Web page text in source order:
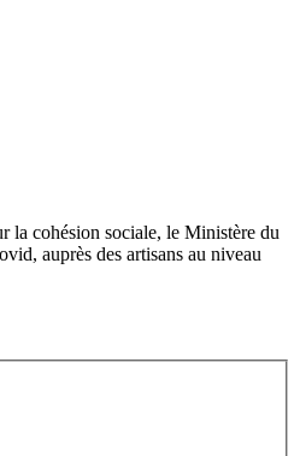
la cohésion sociale, le Ministère du
auprès des artisans au niveau